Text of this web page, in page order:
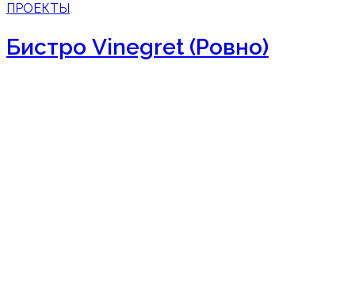
ПРОЕКТЫ
Бистро Vinegret (Ровно)